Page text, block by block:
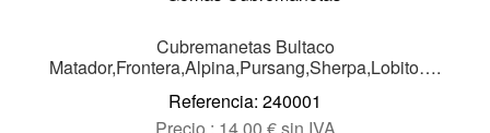
Cubremanetas Bultaco
Matador,Frontera,Alpina,Pursang,Sherpa,Lobito….
Referencia: 240001
Precio : 14,00 €sin IVA